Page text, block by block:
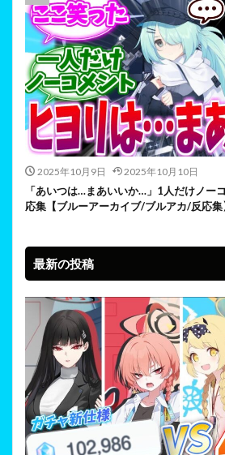
2025年10月9日 2025年10月10日
「あいつは…まあいいか…」1人だけノー
応集【ブルーアーカイブ/ブルアカ/反応集
最新の投稿